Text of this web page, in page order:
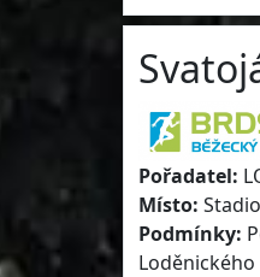
Pořadatel:
Místo:
Podmínky: